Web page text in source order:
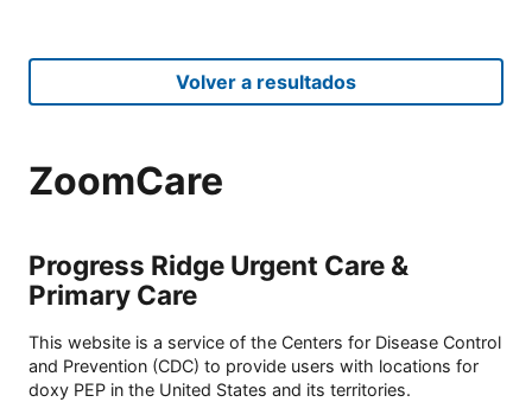
Volver a resultados
ZoomCare
Progress Ridge Urgent Care &
Primary Care
This website is a service of the Centers for Disease Control
and Prevention (CDC) to provide users with locations for
doxy PEP in the United States and its territories.